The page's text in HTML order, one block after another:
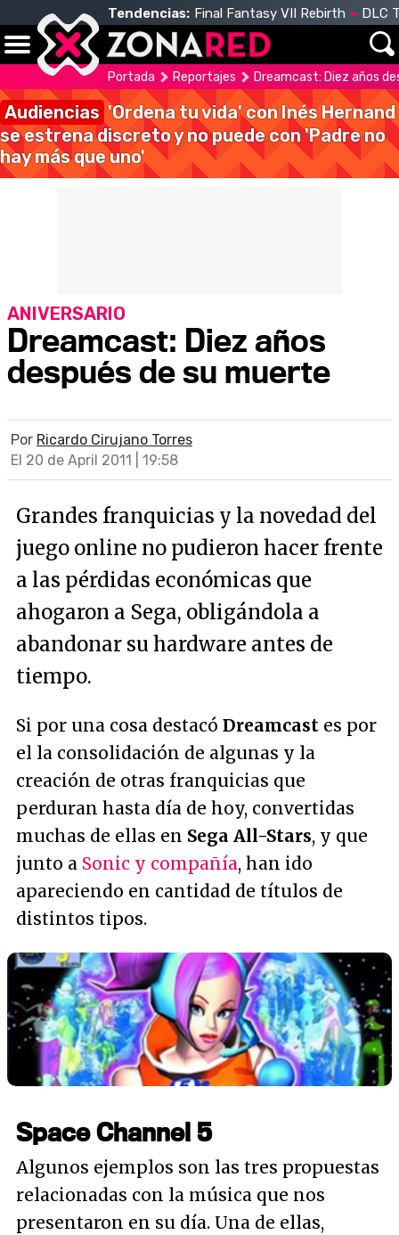
Tendencias: Final Fantasy VII Rebirth DLC
Portada Reportajes Dreamcast: Diez años
Audiencias 'Ordena tu vida' con Inés Hernand
se estrena discreto y no puede con 'Padre no
hay más que uno'
Dreamcast: Diez años
después de su muerte
ANIVERSARIO
Por Ricardo Cirujano Torres
El 20 de April 2011 | 19:58
Grandes franquicias y la novedad del
juego online no pudieron hacer frente
a las pérdidas económicas que
ahogaron a Sega, obligándola a
abandonar su hardware antes de
tiempo.
Si por una cosa destacó Dreamcast es por
el la consolidación de algunas y la
creación de otras franquicias que
perduran hasta día de hoy, convertidas
muchas de ellas en Sega All-Stars, y que
junto a Sonic y compañía, han ido
apareciendo en cantidad de títulos de
distintos tipos.
Space Channel 5
Algunos ejemplos son las tres propuestas
relacionadas con la música que nos
presentaron en su día. Una de ellas,